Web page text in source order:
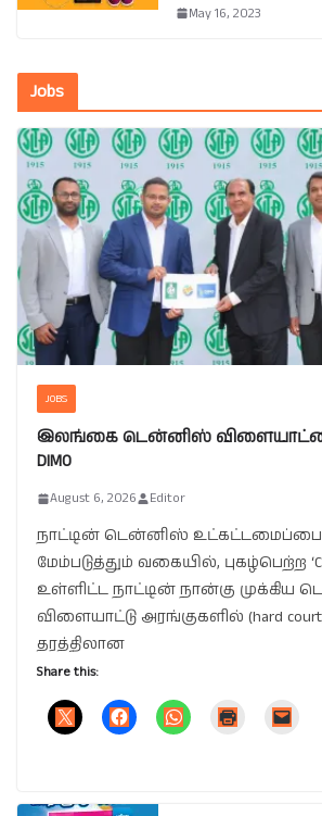
May 16, 2023
Jobs
JOBS
இலங்கை டென்னிஸ் விளையாட்டை
DIMO
August 6, 2026 Editor
நாட்டின் டென்னிஸ் உட்கட்டமைப்பை
மேம்படுத்தும் வகையில், புகழ்பெற்ற
உள்ளிட்ட நாட்டின் நான்கு முக்கிய
விளையாட்டு அரங்குகளில் (hard
தரத்திலான
Share this: